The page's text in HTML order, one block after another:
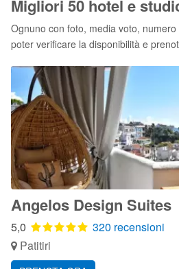
Migliori 50 hotel e
Ognuno con foto, media voto,
poter verificare la disponibilità e
Angelos Design Suites
5,0
320 recensioni
Patitiri